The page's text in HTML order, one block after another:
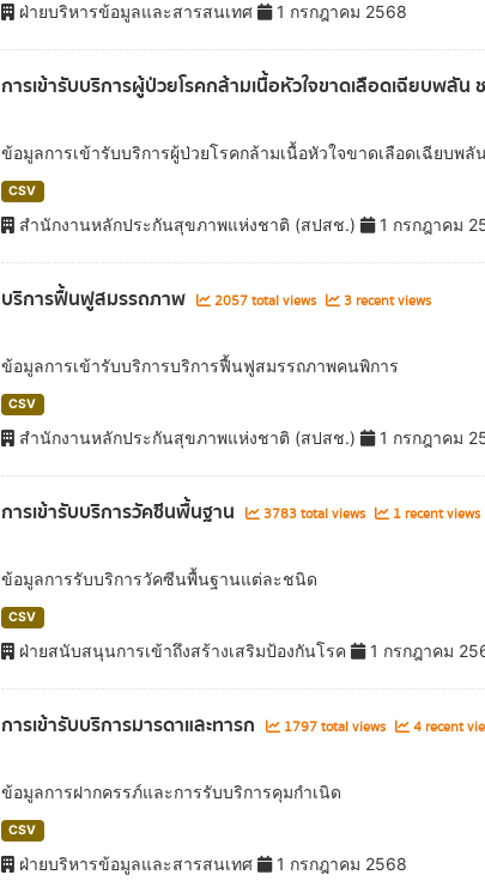
ฝ่ายบริหารข้อมูลและสารสนเทศ 1 กรกฎาคม 2568
การเข้ารับบริการผู้ป่วยโรคกล้ามเนื้อหัวใจขาดเลือดเฉียบพลัน
ข้อมูลการเข้ารับบริการผู้ป่วยโรคกล้ามเนื้อหัวใจขาดเลือดเฉียบพลั
CSV
สำนักงานหลักประกันสุขภาพแห่งชาติ (สปสช.) 1 กรกฎาคม
บริการฟื้นฟูสมรรถภาพ 2057 total views 3 recent views
ข้อมูลการเข้ารับบริการบริการฟื้นฟูสมรรถภาพคนพิการ
CSV
สำนักงานหลักประกันสุขภาพแห่งชาติ (สปสช.) 1 กรกฎาคม
การเข้ารับบริการวัคซีนพื้นฐาน 3783 total views 1 recent views
ข้อมูลการรับบริการวัคซีนพื้นฐานแต่ละชนิด
CSV
ฝ่ายสนับสนุนการเข้าถึงสร้างเสริมป้องกันโรค 1 กรกฎาคม
การเข้ารับบริการมารดาและทารก 1797 total views 4 recent
ข้อมูลการฝากครรภ์และการรับบริการคุมกำเนิด
CSV
ฝ่ายบริหารข้อมูลและสารสนเทศ 1 กรกฎาคม 2568